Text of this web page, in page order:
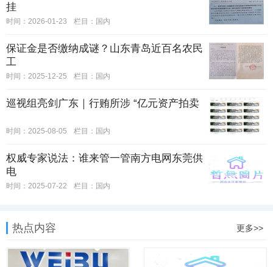
挂
时间：2026-01-23 栏目： 国内
保证金是否缴纳成谜？山东青岛近百名农民
工
时间：2025-12-25 栏目： 国内
巡视组亮剑广东｜行贿所涉 “亿元资产拍卖
时间：2025-08-05 栏目： 国内
权威专家说法：谁来管一管南方电网东莞供
电
时间：2025-07-22 栏目： 国内
热点内容 更多>>